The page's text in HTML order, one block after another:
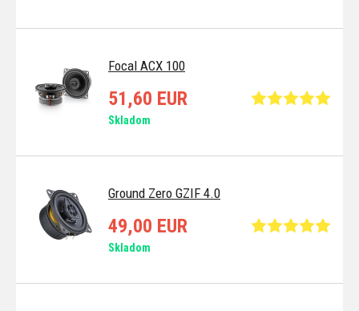
Focal ACX 100
51,60 EUR
Skladom
Ground Zero GZIF 4.0
49,00 EUR
Skladom